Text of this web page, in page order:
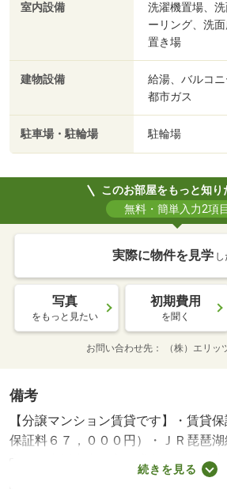
室内設備
洗濯機置場、
ーリング、洗
置き場
建物設備
給湯、バルコニ
都市ガス
駐車場・駐輪場 駐輪場
このお部屋をもっと知り
無料・簡単入力2項目
実際に物件を見学
写真
をもっと見たい
初期費用
を聞く
お問い合わせ先 （株）エリ
備考
【分譲マンション賃貸です】・賃貸
保証料６７，０００円）・ＪＲ琵琶湖
京阪石山坂本本線京阪膳所駅まで徒
分譲マンション賃貸です。各部屋に収
続きを見る